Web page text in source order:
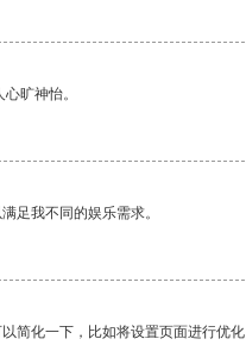
旷神怡。
足我不同的娱乐需求。
简化一下，比如将设置页面进行优